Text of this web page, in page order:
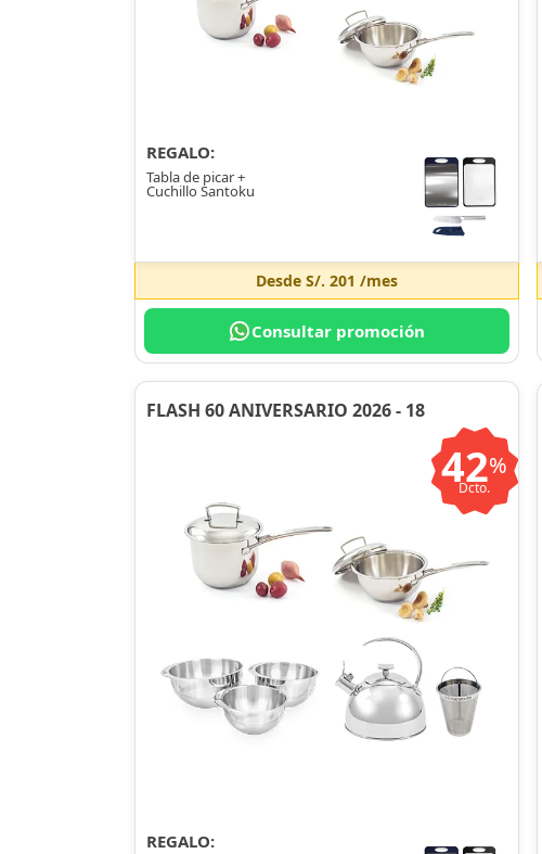
REGALO:
Tabla de picar +
Cuchillo Santoku
Desde S/. 201 /mes
Consultar promoción
FLASH 60 ANIVERSARIO 2026 - 18
42%
Dcto.
REGALO: